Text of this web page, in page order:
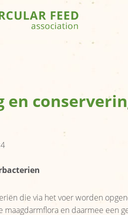
en
die via het voer worden
maagdarmflora en daarmee een